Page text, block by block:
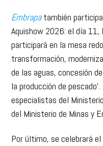
Embrapatambién
Aquishow 2026: el día 11,
participará en la mesa
transformación,
de las aguas, concesión
la producción de
especialistas del
del Ministerio de Minas y
Por último, se celebrará